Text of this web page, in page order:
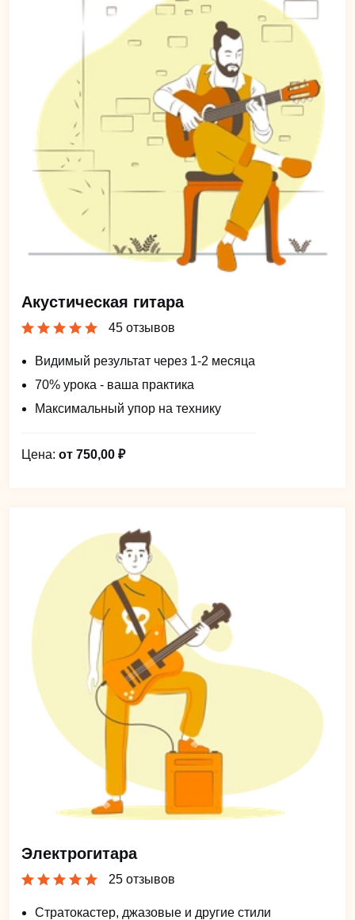
Акустическая гитара
45 отзывов
Видимый результат через 1-2 месяца
70% урока - ваша практика
Максимальный упор на технику
Цена: от 750,00 ₽
Электрогитара
25 отзывов
Стратокастер, джазовые и другие стили